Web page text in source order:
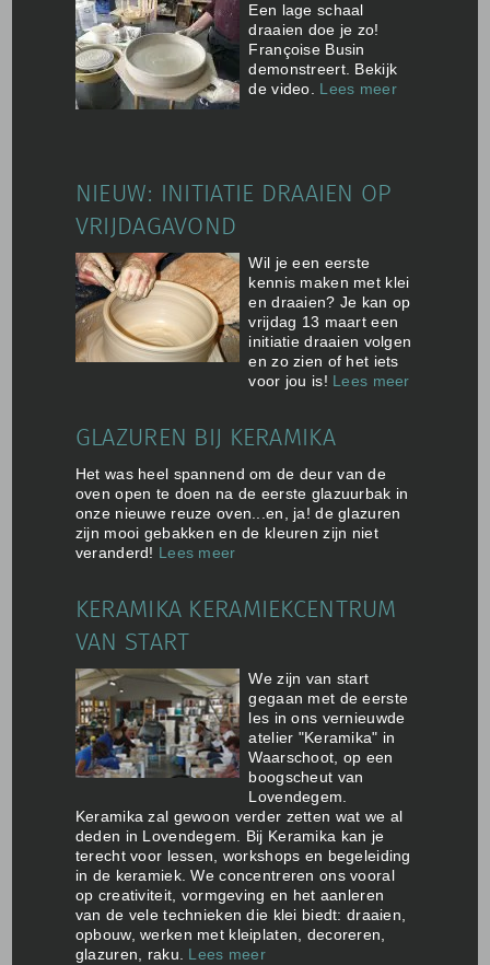
Een lage schaal
draaien doe je zo!
Françoise Busin
demonstreert. Bekijk
de video. Lees meer
NIEUW: INITIATIE DRAAIEN OP
VRIJDAGAVOND
Wil je een eerste
kennis maken met klei
en draaien? Je kan op
vrijdag 13 maart een
initiatie draaien volgen
en zo zien of het iets
voor jou is! Lees meer
GLAZUREN BIJ KERAMIKA
Het was heel spannend om de deur van de
oven open te doen na de eerste glazuurbak in
onze nieuwe reuze oven...en, ja! de glazuren
zijn mooi gebakken en de kleuren zijn niet
veranderd! Lees meer
KERAMIKA KERAMIEKCENTRUM
VAN START
We zijn van start
gegaan met de eerste
les in ons vernieuwde
atelier "Keramika" in
Waarschoot, op een
boogscheut van
Lovendegem.
Keramika zal gewoon verder zetten wat we al
deden in Lovendegem. Bij Keramika kan je
terecht voor lessen, workshops en begeleiding
in de keramiek. We concentreren ons vooral
op creativiteit, vormgeving en het aanleren
van de vele technieken die klei biedt: draaien,
opbouw, werken met kleiplaten, decoreren,
glazuren, raku. Lees meer